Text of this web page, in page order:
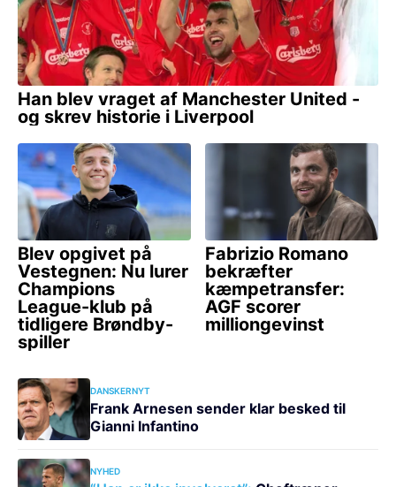
DANSKERNYT
Frank Arnesen sender klar besked til
Gianni Infantino
NYHED